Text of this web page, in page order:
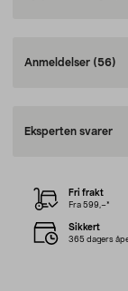
Anmeldelser (56)
Eksperten svarer
Fri frakt
Fra 599,–*
Sikkert
365 dagers